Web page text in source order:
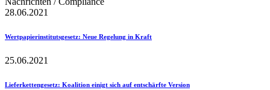
28.06.2021
Wertpapierinstitutsgesetz: Neue Regelung in Kraft
25.06.2021
Lieferkettengesetz: Koalition einigt sich auf entschärfte Version